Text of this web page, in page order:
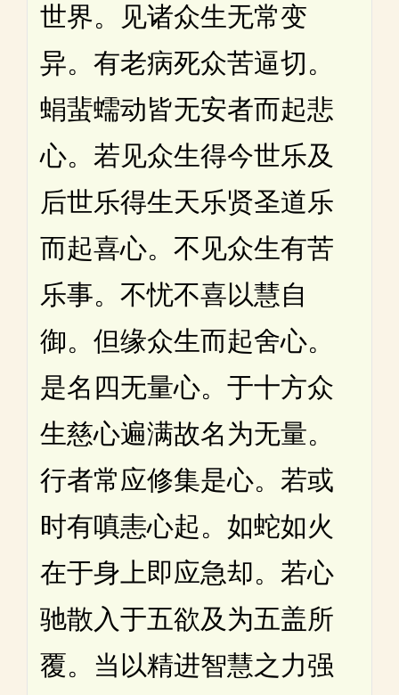
世界。见诸众生无常变
异。有老病死众苦逼切。
蜎蜚蠕动皆无安者而起悲
心。若见众生得今世乐及
后世乐得生天乐贤圣道乐
而起喜心。不见众生有苦
乐事。不忧不喜以慧自
御。但缘众生而起舍心。
是名四无量心。于十方众
生慈心遍满故名为无量。
行者常应修集是心。若或
时有嗔恚心起。如蛇如火
在于身上即应急却。若心
驰散入于五欲及为五盖所
覆。当以精进智慧之力强